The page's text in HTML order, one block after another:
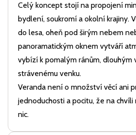
Celý koncept stojí na propojení
bydlení, soukromí a okolní krajiny.
do lesa, oheň pod širým nebem
panoramatickým oknem vytváří
vybízí k pomalým ránům, dlouhým
strávenému venku.
Veranda není o množství věcí ani
jednoduchosti a pocitu, že na
nic.